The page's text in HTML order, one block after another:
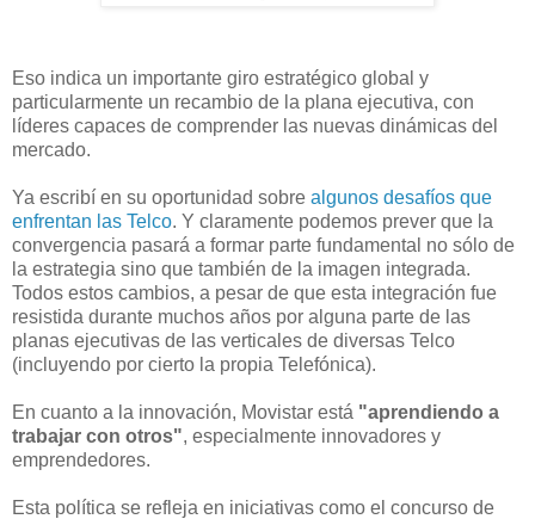
Eso indica un importante giro estratégico global y
particularmente un recambio de la plana ejecutiva, con
líderes capaces de comprender las nuevas dinámicas del
mercado.
Ya escribí en su oportunidad sobre algunos desafíos que
enfrentan las Telco. Y claramente podemos prever que la
convergencia pasará a formar parte fundamental no sólo de
la estrategia sino que también de la imagen integrada.
Todos estos cambios, a pesar de que esta integración fue
resistida durante muchos años por alguna parte de las
planas ejecutivas de las verticales de diversas Telco
(incluyendo por cierto la propia Telefónica).
En cuanto a la innovación, Movistar está "aprendiendo a
trabajar con otros", especialmente innovadores y
emprendedores.
Esta política se refleja en iniciativas como el concurso de